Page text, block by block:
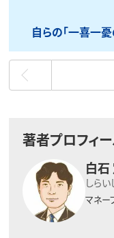
自らの「一喜一
著者プロフィ
白石
しら
マネー